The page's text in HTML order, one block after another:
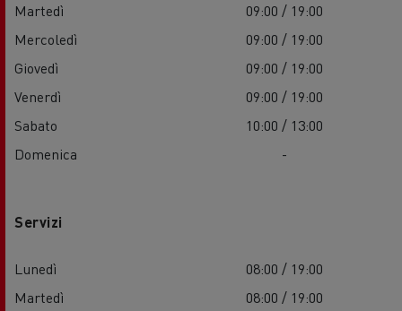
Martedì
09:00 / 19:00
Mercoledì
09:00 / 19:00
Giovedì
09:00 / 19:00
Venerdì
09:00 / 19:00
Sabato
10:00 / 13:00
Domenica
-
Servizi
Lunedì
08:00 / 19:00
Martedì
08:00 / 19:00